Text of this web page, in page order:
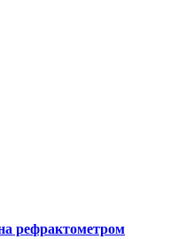
рефрактометром